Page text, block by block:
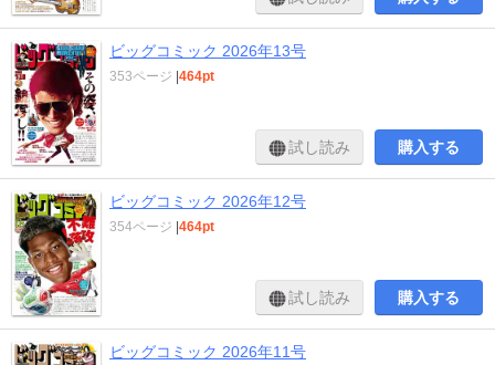
ビッグコミック 2026年13号
353ページ |464pt
試し読み 購入する
ビッグコミック 2026年12号
354ページ |464pt
試し読み 購入する
ビッグコミック 2026年11号